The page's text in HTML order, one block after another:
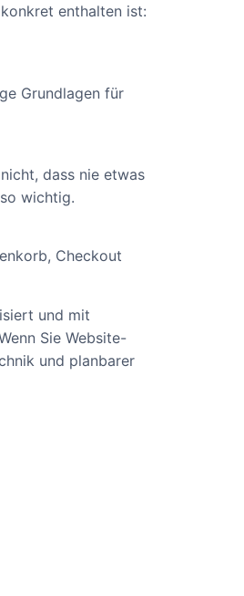
enthalten ist:
Grundlagen für
dass nie etwas
wichtig.
Checkout
und mit
Sie Website-
und planbarer